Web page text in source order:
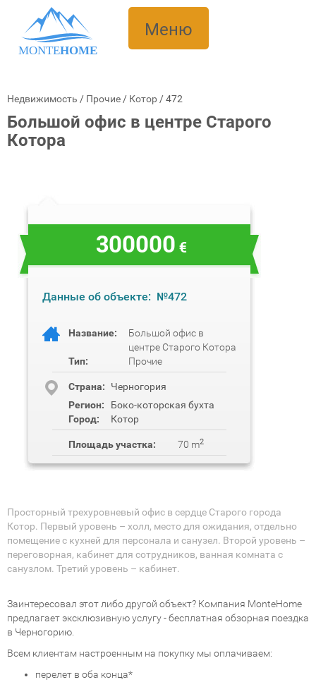
MONTEHOME
Меню
Недвижимость / Прочие / Котор /472
Большой офис в центре Старого
Котора
300000 €
Данные об объекте: №472
Название:
Большой офис в
центре Старого Котора
Тип:
Прочие
Cтрана:
Черногория
Регион:
Боко-которская бухта
Город:
Котор
Площадь участка: 70 m2
Просторный трехуровневый офис в сердце Старого города
Котор. Первый уровень – холл, место для ожидания, отдельно
помещение с кухней для персонала и санузел. Второй уровень –
переговорная, кабинет для сотрудников, ванная комната с
санузлом. Третий уровень – кабинет.
Заинтересовал этот либо другой объект? Компания MonteHome
предлагает эксклюзивную услугу - бесплатная обзорная поездка
в Черногорию.
Всем клиентам настроенным на покупку мы оплачиваем:
перелет в оба конца*